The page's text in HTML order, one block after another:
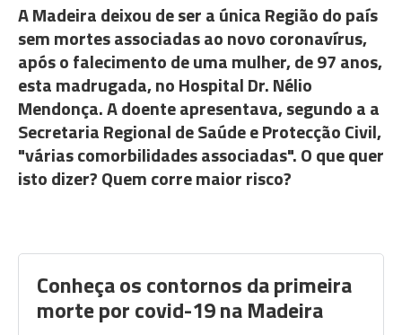
A Madeira deixou de ser a única Região do país
sem mortes associadas ao novo coronavírus,
após o falecimento de uma mulher, de 97 anos,
esta madrugada, no Hospital Dr. Nélio
Mendonça. A doente apresentava, segundo a a
Secretaria Regional de Saúde e Protecção Civil,
"várias comorbilidades associadas". O que quer
isto dizer? Quem corre maior risco?
Conheça os contornos da primeira
morte por covid-19 na Madeira